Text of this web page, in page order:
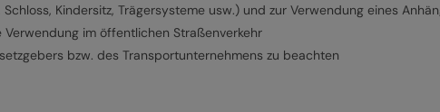
Kindersitz, Trägersysteme usw.) und zur Verwendung eines
im öffentlichen Straßenverkehr
bzw. des Transportunternehmens zu beachten